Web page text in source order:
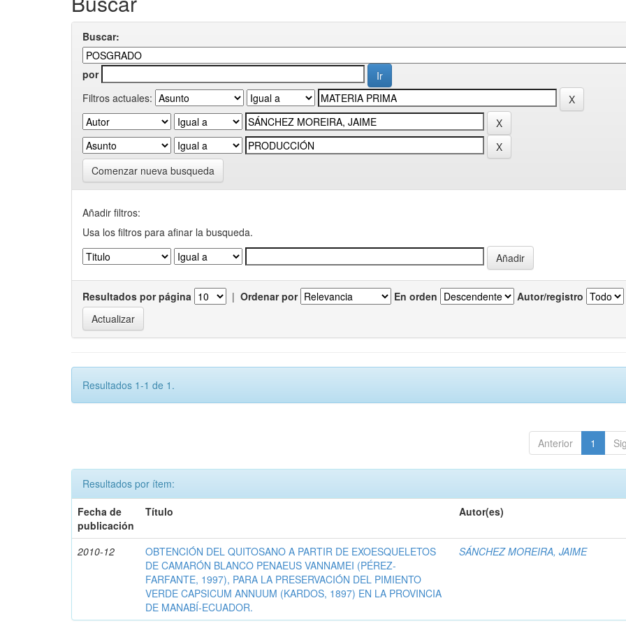
Buscar:
por
Filtros actuales:
Comenzar nueva busqueda
Añadir filtros:
Usa los filtros para afinar la busqueda.
Resultados por página | Ordenar por En orden Autor/registro
Resultados 1-1 de 1.
Anterior 1
Resultados por ítem:
Fecha de
publicación
Título Autor(es)
2010-12
OBTENCIÓN DEL QUITOSANO A PARTIR DE EXOESQUELETOS
DE CAMARÓN BLANCO PENAEUS VANNAMEI (PÉREZ-
FARFANTE, 1997), PARA LA PRESERVACIÓN DEL PIMIENTO
VERDE CAPSICUM ANNUUM (KARDOS, 1897) EN LA PROVINCIA
DE MANABÍ-ECUADOR.
SÁNCHEZ MOREIRA, JAIME